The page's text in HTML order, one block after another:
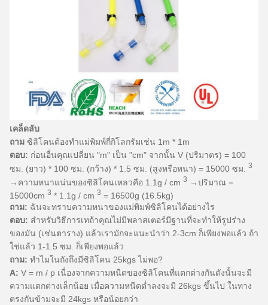
เคล็ดลับ
ถาม ซิลิโคนต้องทำแม่พิมพ์กี่กิโลกรัมเช่น 1m * 1m
ตอบ: ก่อนอื่นคุณเปลี่ยน "m" เป็น "cm" จากนั้น V (ปริมาตร) = 100
ซม. (ยาว) * 100 ซม. (กว้าง) * 1.5 ซม. (สูงหรือหนา) = 15000 ซม.
3
→ความหนาแน่นของซิลิโคนเหลวคือ 1.1g / cm 3
→ปริมาณ =
15000cm 3 * 1.1g / cm 3 = 16500g (16.5kg)
ถาม: ฉันจะทราบความหนาของแม่พิมพ์ซิลิโคนได้อย่างไร
ตอบ: สำหรับวิธีการเทถ้าคุณไม่มีพลาสเตอร์มีฐานที่จะทำให้รูปร่าง
ของมัน (เช่นตาราง) แล้วเรามักจะแนะนำว่า 2-3cm ก็เพียงพอแล้ว ถ้า
ใช่แล้ว 1-1.5 ซม. ก็เพียงพอแล้ว
ถาม: ทำไมในถังถึงมีซิลิโคน 25kgs ไม่พอ?
A: V = m / p เนื่องจากความหนืดของซิลิโคนที่แตกต่างกันดังนั้นจะมี
ความแตกต่างเล็กน้อย เมื่อความหนืดต่ำลงจะมี 26kgs ขึ้นไป ในทาง
ตรงกันข้ามจะมี 24kgs หรือน้อยกว่า